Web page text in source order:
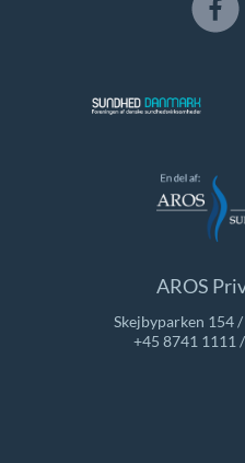
AROS
Skejbyparken 154
+45 8741 1111 /